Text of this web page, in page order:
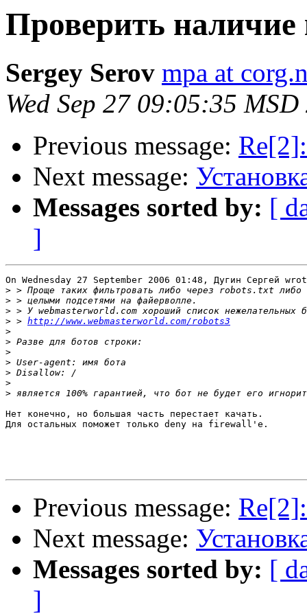
Проверить наличие
Sergey Serov mpa at
Wed Sep 27 09:05:35 MSD
Previous message:
Next message:
Messages sorted by: [
]
On Wednesday 27 September 2006 01:48, Дугин Сергей
>
>
>
> > http://www.webmasterworld.com/robots3
>
>
>
>
>
>
>
Нет конечно, но большая часть перестает качать.
Для остальных поможет только deny на firewall'е.
Previous message:
Next message:
Messages sorted by: [
]